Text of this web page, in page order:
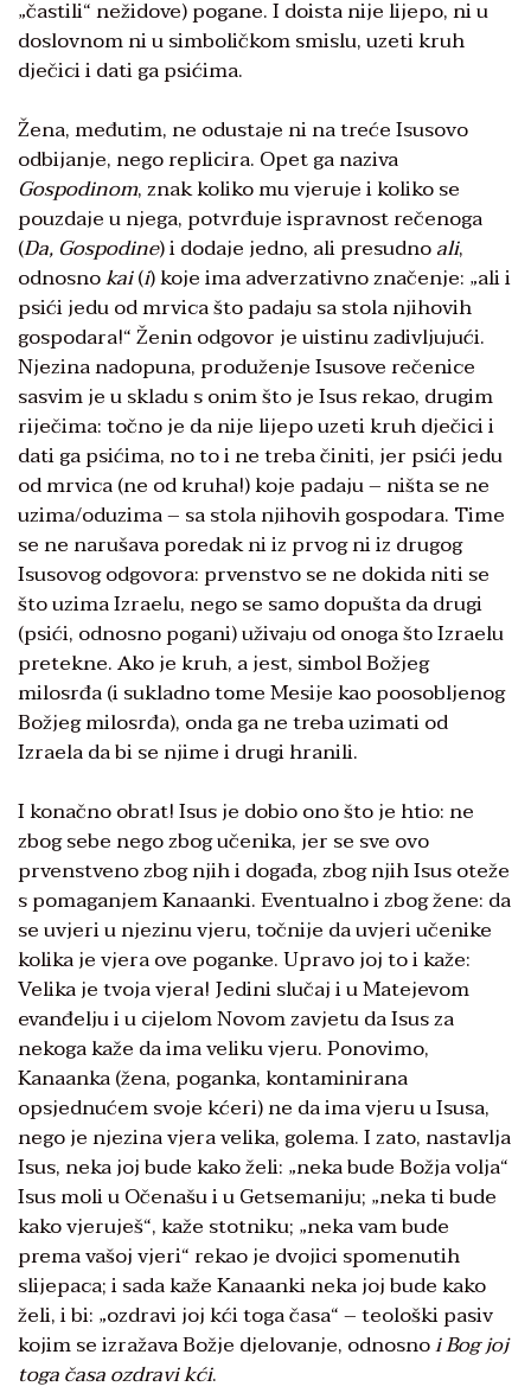
„častili“ nežidove) pogane. I doista nije lijepo, ni u
doslovnom ni u simboličkom smislu, uzeti kruh
dječici i dati ga psićima.
Žena, međutim, ne odustaje ni na treće Isusovo
odbijanje, nego replicira. Opet ga naziva
Gospodinom, znak koliko mu vjeruje i koliko se
pouzdaje u njega, potvrđuje ispravnost rečenoga
(Da, Gospodine) i dodaje jedno, ali presudnoali,
odnosnokai(i) koje ima adverzativno značenje: „ali i
psići jedu od mrvica što padaju sa stola njihovih
gospodara!“ Ženin odgovor je uistinu zadivljujući.
Njezina nadopuna, produženje Isusove rečenice
sasvim je u skladu s onim što je Isus rekao, drugim
riječima: točno je da nije lijepo uzeti kruh dječici i
dati ga psićima, no to i ne treba činiti, jer psići jedu
od mrvica (ne od kruha!) koje padaju – ništa se ne
uzima/oduzima – sa stola njihovih gospodara. Time
se ne narušava poredak ni iz prvog ni iz drugog
Isusovog odgovora: prvenstvo se ne dokida niti se
što uzima Izraelu, nego se samo dopušta da drugi
(psići, odnosno pogani) uživaju od onoga što Izraelu
pretekne. Ako je kruh, a jest, simbol Božjeg
milosrđa (i sukladno tome Mesije kao poosobljenog
Božjeg milosrđa), onda ga ne treba uzimati od
Izraela da bi se njime i drugi hranili.
I konačno obrat! Isus je dobio ono što je htio: ne
zbog sebe nego zbog učenika, jer se sve ovo
prvenstveno zbog njih i događa, zbog njih Isus oteže
s pomaganjem Kanaanki. Eventualno i zbog žene: da
se uvjeri u njezinu vjeru, točnije da uvjeri učenike
kolika je vjera ove poganke. Upravo joj to i kaže:
Velika je tvoja vjera! Jedini slučaj i u Matejevom
evanđelju i u cijelom Novom zavjetu da Isus za
nekoga kaže da ima veliku vjeru. Ponovimo,
Kanaanka (žena, poganka, kontaminirana
opsjednućem svoje kćeri) ne da ima vjeru u Isusa,
nego je njezina vjera velika, golema. I zato, nastavlja
Isus, neka joj bude kako želi: „neka bude Božja volja“
Isus moli u Očenašu i u Getsemaniju; „neka ti bude
kako vjeruješ“, kaže stotniku; „neka vam bude
prema vašoj vjeri“ rekao je dvojici spomenutih
slijepaca; i sada kaže Kanaanki neka joj bude kako
želi, i bi: „ozdravi joj kći toga časa“ – teološki pasiv
kojim se izražava Božje djelovanje, odnosnoi Bog joj
toga časa ozdravi kći.